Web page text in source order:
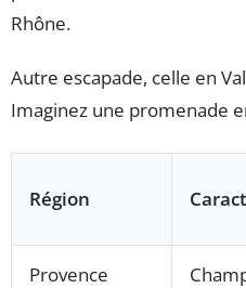
Rhône.
Autre escapade, celle en
Imaginez une promenade
Région
Provence